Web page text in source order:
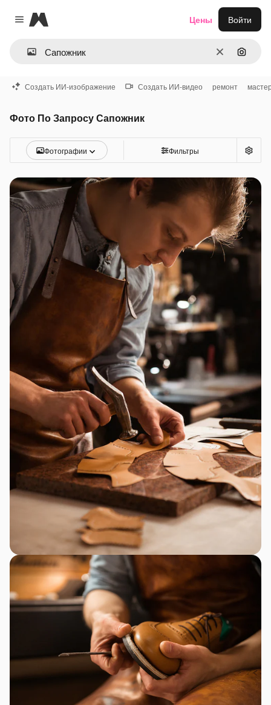
Close menu
Magnific
ОчиститьПоиск
Цены Войти
Создать ИИ-изображение Создать ИИ-видео ремонт
Фото По Запросу Сапожник
Фотографии Фильтры